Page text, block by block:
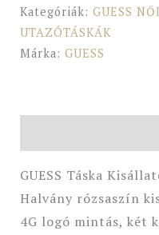
Kategóriák: GUESS
UTAZÓTÁSKÁK
Márka: GUESS
GUESS Táska
Halvány rózsaszín
4G logó mintás, két